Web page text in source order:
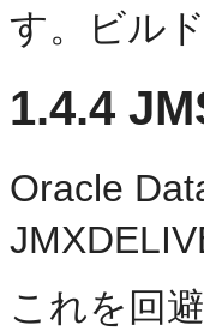
す。ビル
1.4.4
Oracle
これを回